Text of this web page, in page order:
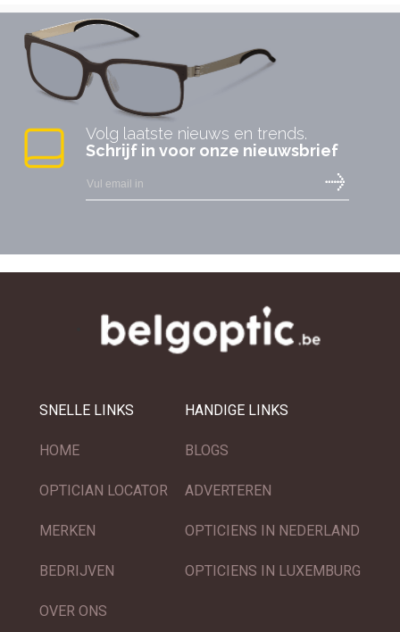
Volg laatste nieuws en trends.
Schrijf in voor onze nieuwsbrief
SNELLE LINKS
HOME
OPTICIAN LOCATOR
MERKEN
BEDRIJVEN
OVER ONS
HANDIGE LINKS
BLOGS
ADVERTEREN
OPTICIENS IN NEDERLAND
OPTICIENS IN LUXEMBURG